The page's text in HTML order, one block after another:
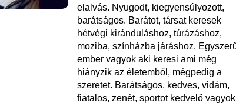
elalvás. Nyugodt, kiegyensúlyozott,
barátságos. Barátot, társat keresek
hétvégi kiránduláshoz, túrázáshoz,
moziba, színházba járáshoz.
ember vagyok aki keresi ami még
hiányzik az életemből, mégpedig a
szeretet. Barátságos, kedves, vidám,
fiatalos, zenét, sportot kedvelő